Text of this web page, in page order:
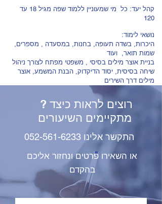
קהל יעד: כל מי שמעוניין ללמוד שפה מגיל 18 עד
120
:נושאי לימוד
היכרות, בשדה תעופה, בחנות, במסעדה , מספרים,
שמות תואר, ועוד
בניית אוצר מילים בסיסי , משפטי מפתח לצורך ניהול
שיחה בסיסית, יסוד הדיקדוק, הבנת המשמע, אוצר
מילים דרך השירים
? רוצים לראות כיצד
מתקיימים השיעורים
052-561-6233 התקשר אלינו
או השאירו פרטים ונחזור אליכם
בהקדם